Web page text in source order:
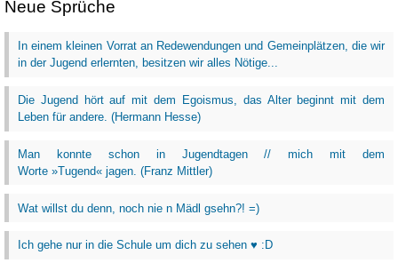
Neue Sprüche
In einem kleinen Vorrat an Redewendungen und Gemeinplätzen, die wir
in der Jugend erlernten, besitzen wir alles Nötige...
Die Jugend hört auf mit dem Egoismus, das Alter beginnt mit dem
Leben für andere. (Hermann Hesse)
Man konnte schon in Jugendtagen // mich mit dem
Worte »Tugend« jagen. (Franz Mittler)
Wat willst du denn, noch nie n Mädl gsehn?! =)
Ich gehe nur in die Schule um dich zu sehen ♥ :D